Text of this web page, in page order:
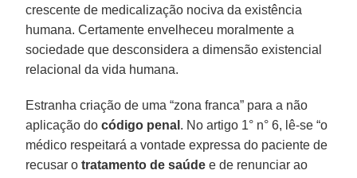
crescente de medicalização nociva da existência
humana. Certamente envelheceu moralmente a
sociedade que desconsidera a dimensão existencial
relacional da vida humana.
Estranha criação de uma “zona franca” para a não
aplicação docódigo penal . No artigo 1° n° 6, lê-se “o
médico respeitará a vontade expressa do paciente de
recusar otratamento de saúde e de renunciar ao